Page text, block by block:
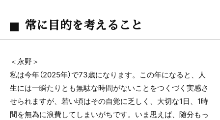
常に目的を考えること
＜永野＞
私は今年（2025年）で73歳になります。この年になると、人
生には一瞬たりとも無駄な時間がないことをつくづく実感さ
せられますが、若い頃はその自覚に乏しく、大切な1日、1時
間を無為に浪費してしまいがちです。いま思えば、随分もっ